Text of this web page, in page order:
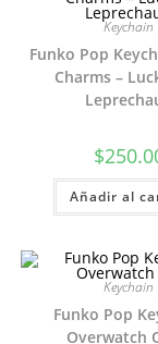
Keychain
Funko Pop
Charms –
$
Añadir al
Keychain
Funko Pop
Overwatch